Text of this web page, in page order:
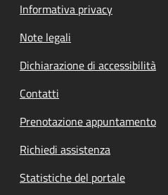
Informativa privacy
Note legali
Dichiarazione di accessibilità
Contatti
Prenotazione appuntamento
Richiedi assistenza
Statistiche del portale